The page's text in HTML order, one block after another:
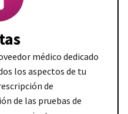
médico dedicado
los aspectos de tu
de
de las pruebas de